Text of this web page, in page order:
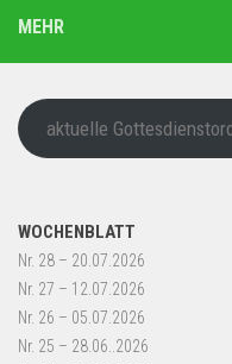
MEHR
aktuelle
WOCHENBLATT
Nr. 28 – 20.07.2026
Nr. 27 – 12.07.2026
Nr. 26 – 05.07.2026
Nr. 25 – 28.06..2026